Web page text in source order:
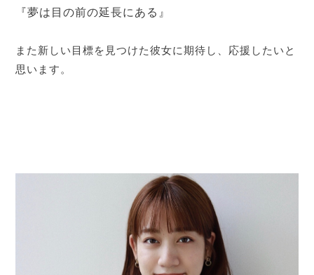
『夢は目の前の延長にある』
また新しい目標を見つけた彼女に期待し、応援したいと
思います。